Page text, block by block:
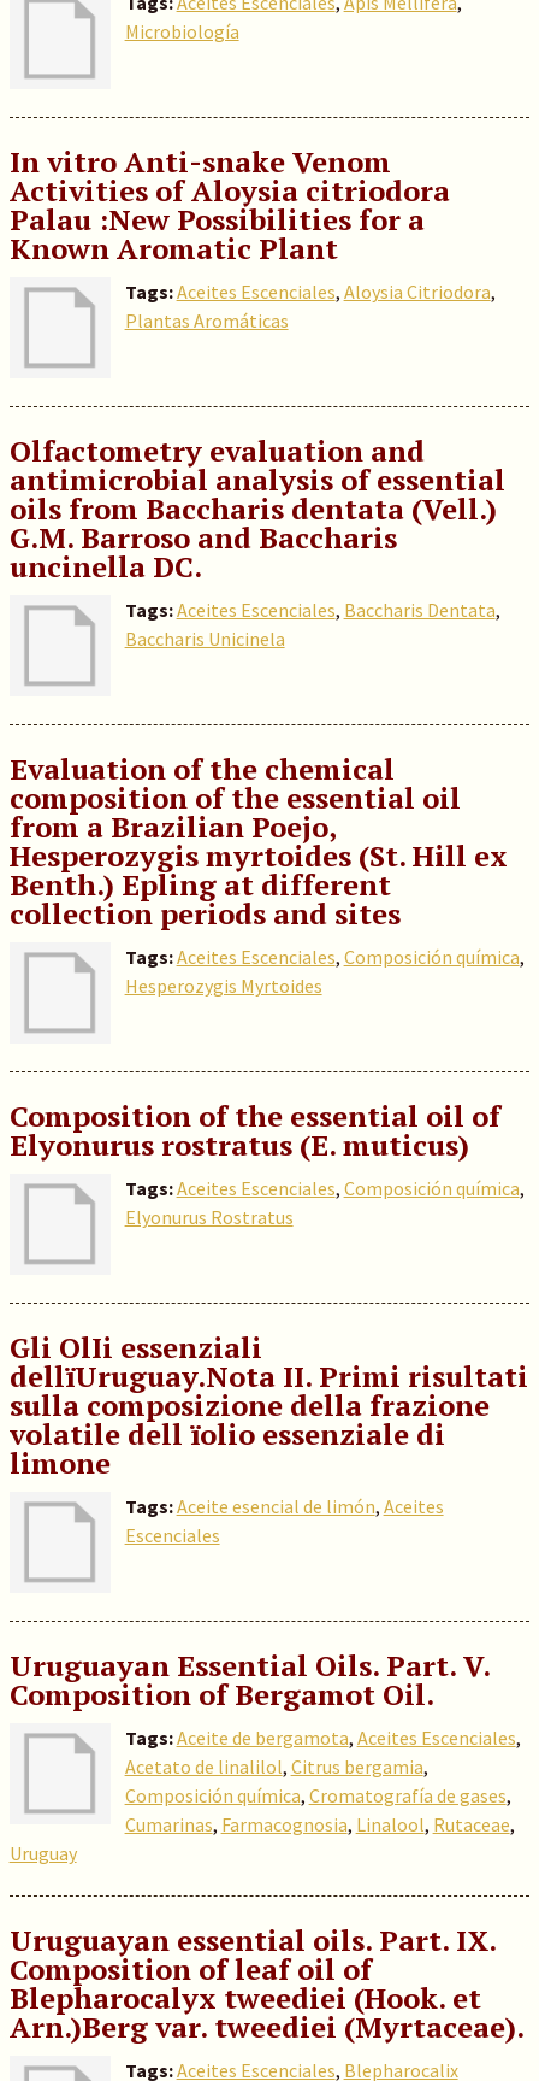
Microbiología
In vitro Anti-snake Venom
Activities of Aloysia citriodora
Palau :New Possibilities for a
Known Aromatic Plant
Tags:Aceites Escenciales, Aloysia Citriodora,
Plantas Aromáticas
Olfactometry evaluation and
antimicrobial analysis of essential
oils from Baccharis dentata (Vell.)
G.M. Barroso and Baccharis
uncinella DC.
Tags:Aceites Escenciales, Baccharis Dentata,
Baccharis Unicinela
Evaluation of the chemical
composition of the essential oil
from a Brazilian Poejo,
Hesperozygis myrtoides (St. Hill ex
Benth.) Epling at different
collection periods and sites
Tags:Aceites Escenciales, Composición química,
Hesperozygis Myrtoides
Composition of the essential oil of
Elyonurus rostratus (E. muticus)
Tags:Aceites Escenciales, Composición química,
Elyonurus Rostratus
Gli OlIi essenziali
dellïUruguay.Nota II. Primi risultati
sulla composizione della frazione
volatile dell ïolio essenziale di
limone
Tags:Aceite esencial de limón, Aceites
Escenciales
Uruguayan Essential Oils. Part. V.
Composition of Bergamot Oil.
Tags:Aceite de bergamota, Aceites Escenciales,
Acetato de linalilol, Citrus bergamia,
Composición química, Cromatografía de gases,
Cumarinas, Farmacognosia, Linalool, Rutaceae,
Uruguay
Uruguayan essential oils. Part. IX.
Composition of leaf oil of
Blepharocalyx tweediei (Hook. et
Arn.)Berg var. tweediei (Myrtaceae).
Tags:Aceites Escenciales, Blepharocalix